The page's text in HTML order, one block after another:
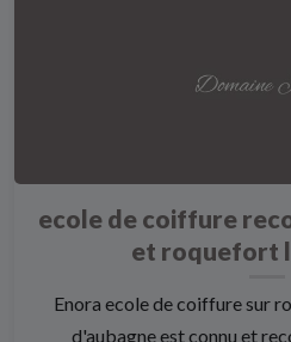
ecole de coiffure
et roquefort
Enora ecole de coiffure sur
d'aubagne est connu et